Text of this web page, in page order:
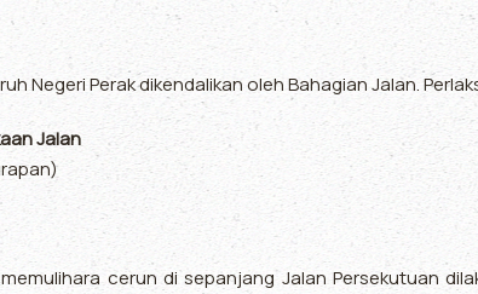
Negeri Perak dikendalikan oleh Bahagian Jalan.
Jalan
cerun di sepanjang Jalan Persekutuan